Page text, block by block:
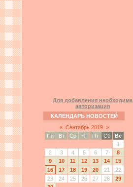
Для добавления необходима
авторизация
КАЛЕНДАРЬ НОВОСТЕЙ
« Сентябрь 2019 »
Пн
Вт Ср Чт Пт Сб
Вс
1
2
3 4 5 6 7
8
9
10 11 12 13 14
15
16
17 18 19 20 21
22
23
24 25 26 27 28
29